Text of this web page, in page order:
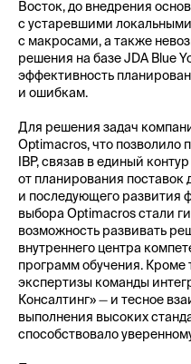
Восток, до внедрения
с устаревшими
с макросами, а также
решения на базе JDA Blue
эффективность
и ошибкам.
Для решения задач
Optimacros, что позволило
IBP, связав в единый
от планирования поставок
и последующего
выбора Optimacros стали
возможность развивать
внутреннего центра
программ обучения. Кроме
экспертизы команды
Консалтинг»— и тесное
выполнения высоких
способствовало